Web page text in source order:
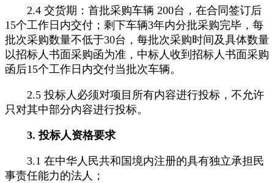
2.4 交货期：首批采购车辆 200台，在合同签订后
15个工作日内交付；剩下车辆3年内分批采购完毕，每
批次采购数量不低于30台，每批次采购时间及具体数量
以招标人书面采购函为准，中标人收到招标人书面采购
函后15个工作日内交付当批次车辆。
2.5 投标人必须对项目所有内容进行投标，不允许
只对其中部分内容进行投标。
3. 投标人资格要求
3.1 在中华人民共和国境内注册的具有独立承担民
事责任能力的法人；